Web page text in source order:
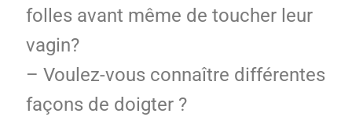
folles avant même de toucher leur
vagin?
– Voulez-vous connaître différentes
façons de doigter ?